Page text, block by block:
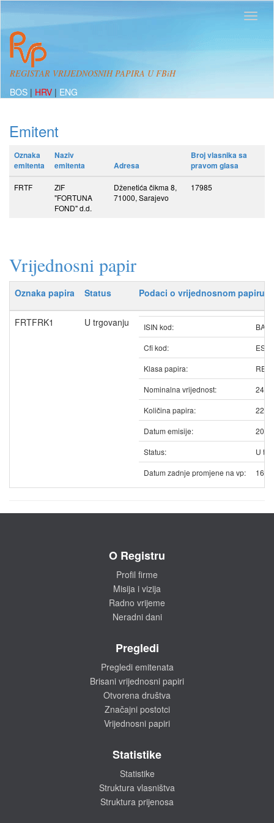
REGISTAR VRIJEDNOSNIH PAPIRA U FBiH
BOS | HRV | ENG
Emitent
Oznaka
emitenta
Naziv
emitenta
Adresa
Broj vlasnika sa
pravom glasa
FRTF
ZIF
"FORTUNA
FOND" d.d.
Dženetića čikma 8,
71000, Sarajevo
17985
Vrijednosni papir
Oznaka papira Status Podaci o vrijednosnom papiru
FRTFRK1 U trgovanju ISIN kod:
Cfi kod:
Klasa papira:
Nominalna vrijednost:
24.00
Količina papira:
Datum emisije:
Status:
U
Datum zadnje promjene na vp:
O Registru
Profil firme
Misija i vizija
Radno vrijeme
Neradni dani
Pregledi
Pregledi emitenata
Brisani vrijednosni papiri
Otvorena društva
Značajni postotci
Vrijednosni papiri
Statistike
Statistike
Struktura vlasništva
Struktura prijenosa